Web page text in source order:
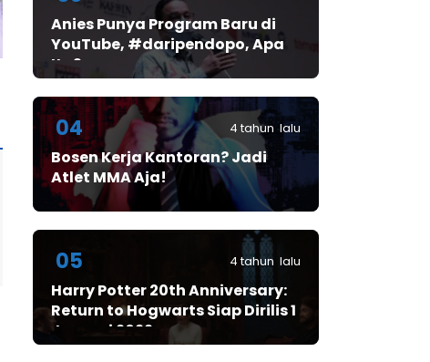
Anies Punya Program Baru di
YouTube, #daripendopo, Apa
Itu?
04 4 tahun lalu
Bosen Kerja Kantoran? Jadi
Atlet MMA Aja!
05 4 tahun lalu
Harry Potter 20th Anniversary:
Return to Hogwarts Siap Dirilis 1
Januari 2022